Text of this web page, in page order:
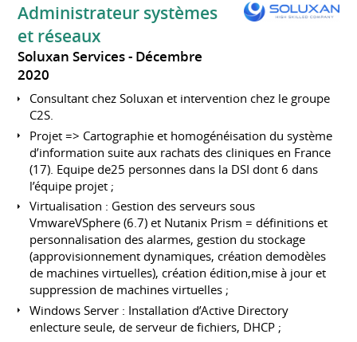
Administrateur systèmes
et réseaux
Soluxan Services
Décembre
2020
Consultant chez Soluxan et intervention chez le groupe
C2S.
Projet => Cartographie et homogénéisation du système
d’information suite aux rachats des cliniques en France
(17). Equipe de25 personnes dans la DSI dont 6 dans
l’équipe projet ;
Virtualisation : Gestion des serveurs sous
VmwareVSphere (6.7) et Nutanix Prism = définitions et
personnalisation des alarmes, gestion du stockage
(approvisionnement dynamiques, création demodèles
de machines virtuelles), création édition,mise à jour et
suppression de machines virtuelles ;
Windows Server : Installation d’Active Directory
enlecture seule, de serveur de fichiers, DHCP ;